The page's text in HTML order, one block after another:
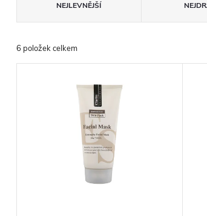
a
z
NEJLEVNĚJŠÍ
6 položek celkem